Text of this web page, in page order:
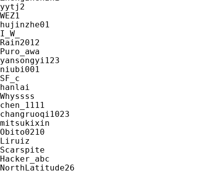
yytj2
WEZ1
hujinzhe01
I_W_
Rain2012
Puro_awa
yansongyi123
niubi001
SF_c
hanlai
Whyssss
chen_1111
changruoqi1023
mitsukixin
Obito0210
Liruiz
Scarspite
Hacker_abc
NorthLatitude26